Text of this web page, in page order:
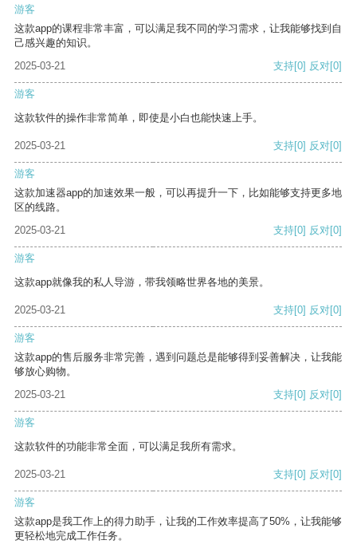
游客
这款app的课程非常丰富，可以满足我不同的学习需求，让我能够找到自
己感兴趣的知识。
2025-03-21
支持[0] 反对[0]
游客
这款软件的操作非常简单，即使是小白也能快速上手。
2025-03-21 支持[0] 反对[0]
游客
这款加速器app的加速效果一般，可以再提升一下，比如能够支持更多地
区的线路。
2025-03-21
支持[0] 反对[0]
游客
这款app就像我的私人导游，带我领略世界各地的美景。
2025-03-21 支持[0] 反对[0]
游客
这款app的售后服务非常完善，遇到问题总是能够得到妥善解决，让我能
够放心购物。
2025-03-21
支持[0] 反对[0]
游客
这款软件的功能非常全面，可以满足我所有需求。
2025-03-21 支持[0] 反对[0]
游客
这款app是我工作上的得力助手，让我的工作效率提高了50%，让我能够
更轻松地完成工作任务。